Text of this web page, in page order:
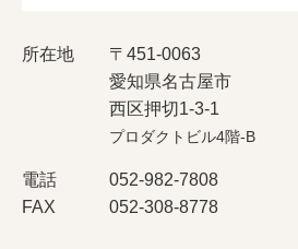
所在地
〒451-0063
愛知県名古屋市
西区押切1-3-1
プロダクトビル4階-B
電話
FAX
052-982-7808
052-308-8778